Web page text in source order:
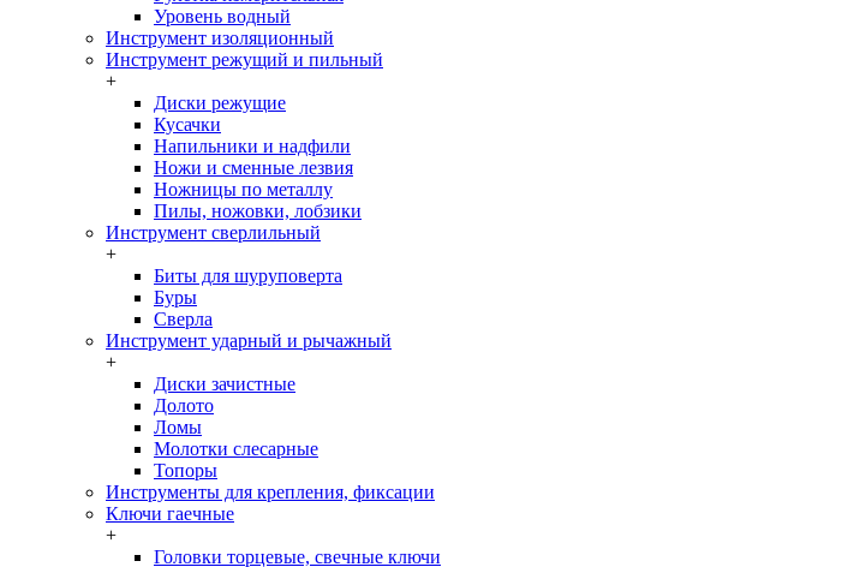
Уровень водный
Инструмент изоляционный
Инструмент режущий и пильный
+
Диски режущие
Кусачки
Напильники и надфили
Ножи и сменные лезвия
Ножницы по металлу
Пилы, ножовки, лобзики
Инструмент сверлильный
+
Биты для шуруповерта
Буры
Сверла
Инструмент ударный и рычажный
+
Диски зачистные
Долото
Ломы
Молотки слесарные
Топоры
Инструменты для крепления, фиксации
Ключи гаечные
+
Головки торцевые, свечные ключи